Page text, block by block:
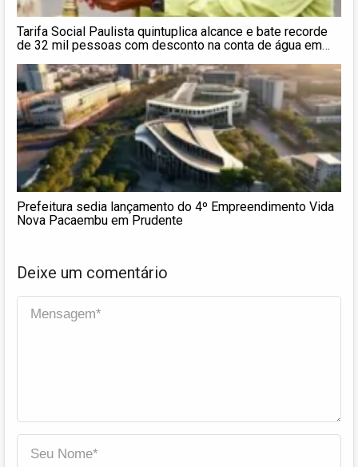
Tarifa Social Paulista quintuplica alcance e bate recorde
de 32 mil pessoas com desconto na conta de água em
Prefeitura sedia lançamento do 4º Empreendimento Vida
Nova Pacaembu em Prudente
Deixe um comentário